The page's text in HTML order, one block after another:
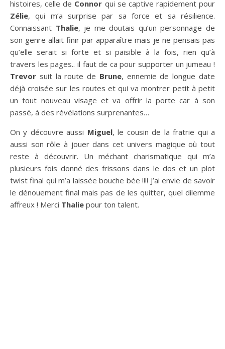
histoires, celle de Connor qui se captive rapidement pour
Zélie, qui m’a surprise par sa force et sa résilience.
Connaissant Thalie, je me doutais qu’un personnage de
son genre allait finir par apparaître mais je ne pensais pas
qu’elle serait si forte et si paisible à la fois, rien qu’à
travers les pages.. il faut de ca pour supporter un jumeau !
Trevor suit la route de Brune, ennemie de longue date
déjà croisée sur les routes et qui va montrer petit à petit
un tout nouveau visage et va offrir la porte car à son
passé, à des révélations surprenantes…
On y découvre aussi Miguel, le cousin de la fratrie qui a
aussi son rôle à jouer dans cet univers magique où tout
reste à découvrir. Un méchant charismatique qui m’a
plusieurs fois donné des frissons dans le dos et un plot
twist final qui m’a laissée bouche bée !!!! J’ai envie de savoir
le dénouement final mais pas de les quitter, quel dilemme
affreux ! Merci Thalie pour ton talent.